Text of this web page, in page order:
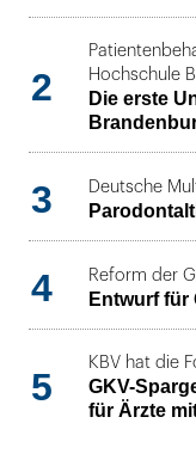
2
Hochschule
Die erste
3 Deutsche
4 Reform der
Entwurf für
5
KBV hat die
GKV-
für Ärzte